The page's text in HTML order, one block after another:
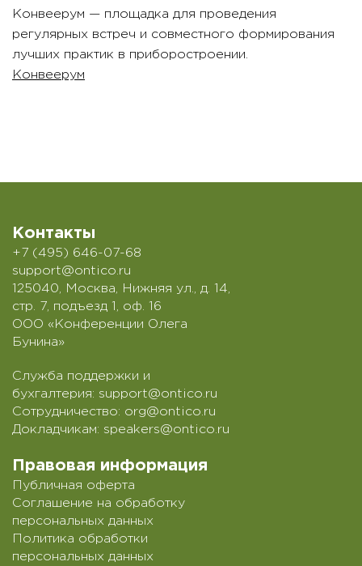
Конвеерум — площадка для проведения
регулярных встреч и совместного формирования
лучших практик в приборостроении.
Конвеерум
Контакты
+7 (495) 646-07-68
support@ontico.ru
125040, Москва, Нижняя ул., д. 14,
стр. 7, подъезд 1, оф. 16
ООО «Конференции Олега
Бунина»
Служба поддержки и
бухгалтерия: support@ontico.ru
Сотрудничество: org@ontico.ru
Докладчикам: speakers@ontico.ru
Правовая информация
Публичная оферта
Соглашение на обработку
персональных данных
Политика обработки
персональных данных